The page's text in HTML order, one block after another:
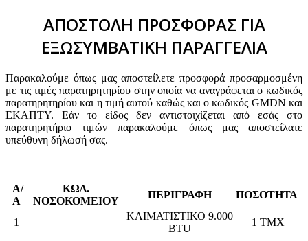
ΑΠΟΣΤΟΛΗ ΠΡΟΣΦΟΡΑΣ ΓΙΑ
ΕΞΩΣΥΜΒΑΤΙΚΗ ΠΑΡΑΓΓΕΛΙΑ
Παρακαλούμε όπως μας αποστείλετε προσφορά προσαρμοσμένη
με τις τιμές παρατηρητηρίου στην οποία να αναγράφεται ο κωδικός
παρατηρητηρίου και η τιμή αυτού καθώς και ο κωδικός GMDN και
ΕΚΑΠΤΥ. Εάν το είδος δεν αντιστοιχίζεται από εσάς στο
παρατηρητήριο τιμών παρακαλούμε όπως μας αποστείλατε
υπεύθυνη δήλωσή σας.
Α/
Α
ΚΩΔ.
ΝΟΣΟΚΟΜΕΙΟΥ
ΠΕΡΙΓΡΑΦΗ ΠΟΣΟΤΗΤΑ
1
ΚΛΙΜΑΤΙΣΤΙΚΟ 9.000
BTU
1 ΤΜΧ